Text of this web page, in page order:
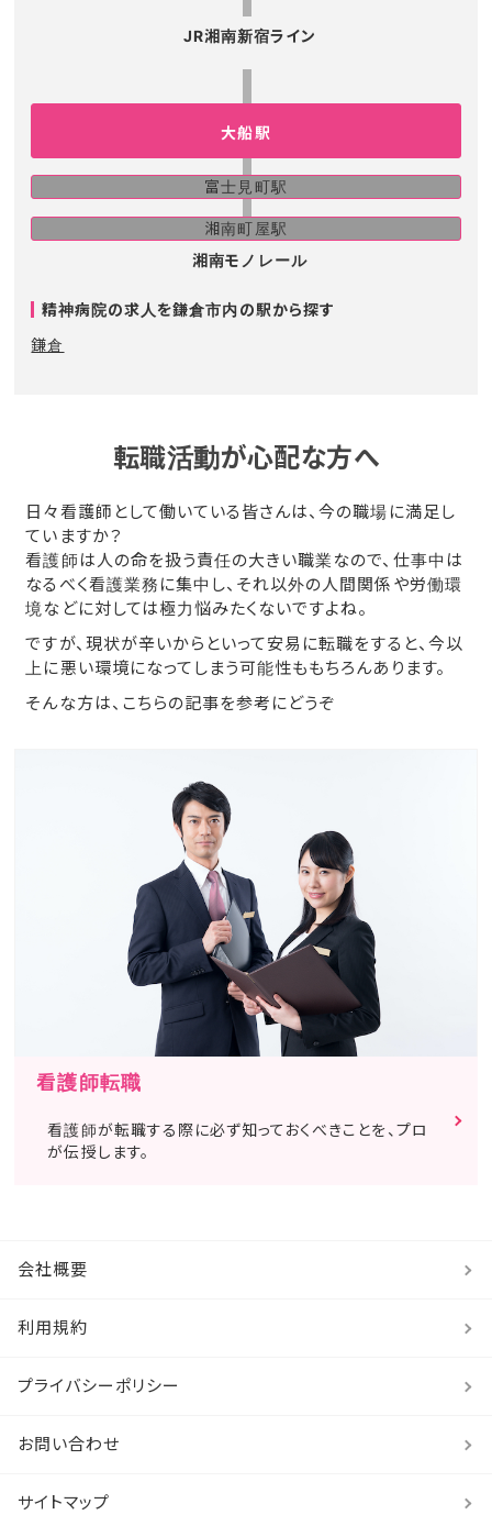
JR湘南新宿ライン
大船駅
富士見町駅
湘南町屋駅
湘南モノレール
精神病院の求人を鎌倉市内の駅から探す
鎌倉
転職活動が心配な方へ
日々看護師として働いている皆さんは、今の職場に満足し
ていますか？
看護師は人の命を扱う責任の大きい職業なので、仕事中は
なるべく看護業務に集中し、それ以外の人間関係や労働環
境などに対しては極力悩みたくないですよね。
ですが、現状が辛いからといって安易に転職をすると、今以
上に悪い環境になってしまう可能性ももちろんあります。
そんな方は、こちらの記事を参考にどうぞ
看護師転職
看護師が転職する際に必ず知っておくべきことを、プロ
が伝授します。
会社概要
利用規約
プライバシーポリシー
お問い合わせ
サイトマップ